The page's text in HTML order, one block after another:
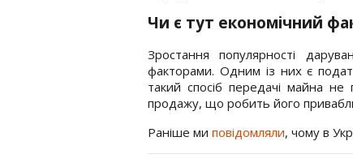
Чи є тут економічний
Зростання популярності
факторами. Одним із них є
такий спосіб передачі майна не
продажу, що робить його
Раніше ми повідомляли, чому в